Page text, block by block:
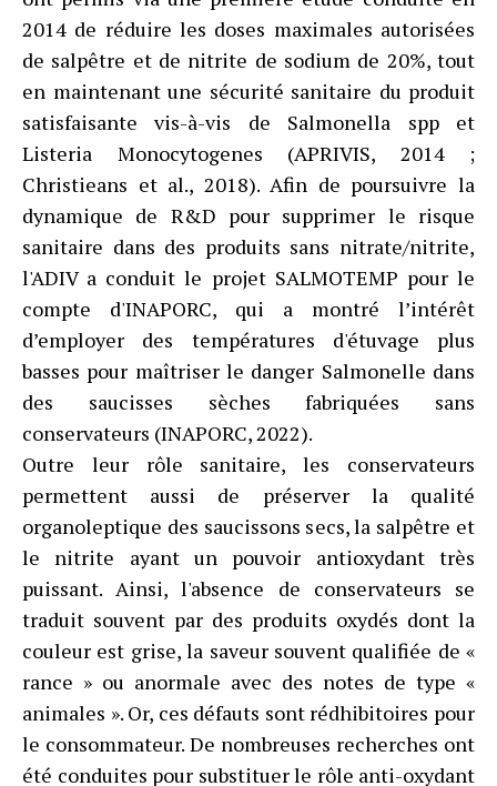
2014 de réduire les doses maximales autorisées
de salpêtre et de nitrite de sodium de 20%, tout
en maintenant une sécurité sanitaire du produit
satisfaisante vis-à-vis de Salmonella spp et
Listeria Monocytogenes (APRIVIS, 2014 ;
Christieans et al., 2018). Afin de poursuivre la
dynamique de R&D pour supprimer le risque
sanitaire dans des produits sans nitrate/nitrite,
l'ADIV a conduit le projet SALMOTEMP pour le
compte d'INAPORC, qui a montré l’intérêt
d’employer des températures d'étuvage plus
basses pour maîtriser le danger Salmonelle dans
des saucisses sèches fabriquées sans
conservateurs (INAPORC, 2022).
Outre leur rôle sanitaire, les conservateurs
permettent aussi de préserver la qualité
organoleptique des saucissons secs, la salpêtre et
le nitrite ayant un pouvoir antioxydant très
puissant. Ainsi, l'absence de conservateurs se
traduit souvent par des produits oxydés dont la
couleur est grise, la saveur souvent qualifiée de «
rance » ou anormale avec des notes de type «
animales ». Or, ces défauts sont rédhibitoires pour
le consommateur. De nombreuses recherches ont
été conduites pour substituer le rôle anti-oxydant